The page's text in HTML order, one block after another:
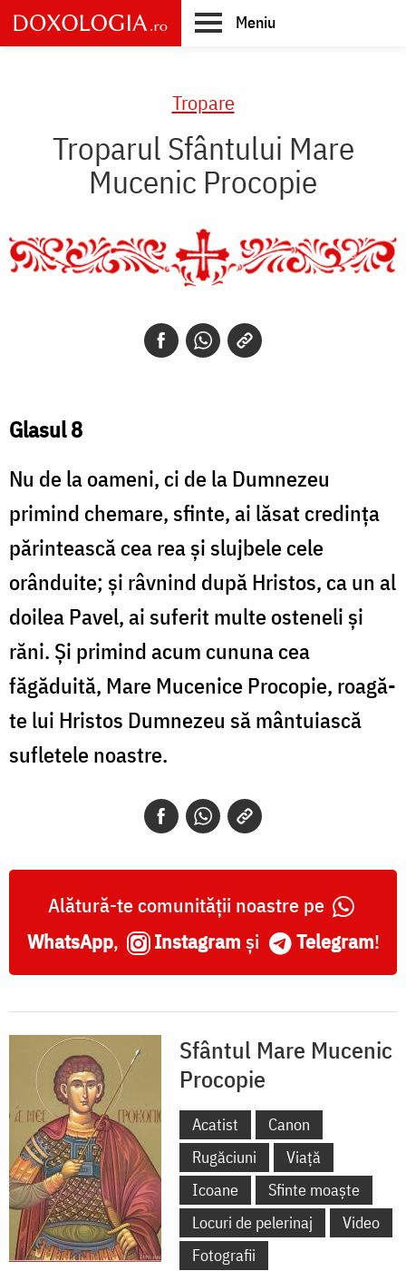
Skip
to
main
Meniu
Tropare
Troparul Sfântului Mare
Mucenic Procopie
Glasul 8
Nu de la oameni, ci de la Dumnezeu
primind chemare, sfinte, ai lăsat credinţa
părintească cea rea şi slujbele cele
orânduite; şi râvnind după Hristos, ca un al
doilea Pavel, ai suferit multe osteneli şi
răni. Şi primind acum cununa cea
făgăduită, Mare Mucenice Procopie, roagă-
te lui Hristos Dumnezeu să mântuiască
sufletele noastre.
Alătură-te comunității noastre pe
WhatsApp, Instagram și Telegram!
Sfântul Mare Mucenic
Procopie
Acatist
Canon
Rugăciuni
Viață
Icoane
Sfinte moaște
Locuri de pelerinaj
Video
Fotografii